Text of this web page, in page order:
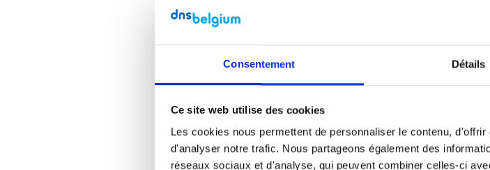
Consentement Détails
Ce site web utilise des cookies
Les cookies nous permettent de personnaliser le contenu,
d'analyser notre trafic. Nous partageons également des
réseaux sociaux et d'analyse, qui peuvent combiner celles-ci
Assurez-vous que votre
abréviation
Heureusement, conseildetat.be vous
même site. En savoir plus sur la
?Lisez nos conseils ici.